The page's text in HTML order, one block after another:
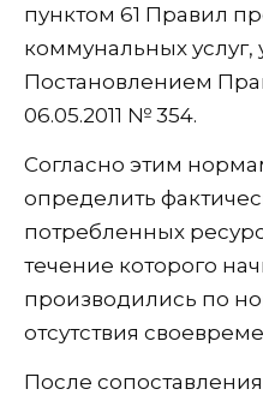
пунктом 61 Правил
коммунальных
Постановлением
06.05.2011 № 354.
Согласно этим
определить
потребленных
течение которого
производились по
отсутствия
После